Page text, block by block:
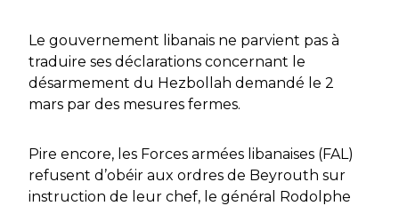
Le gouvernement libanais ne parvient pas à
traduire ses déclarations concernant le
désarmement du Hezbollah demandé le 2
mars par des mesures fermes.
Pire encore, les Forces armées libanaises (FAL)
refusent d’obéir aux ordres de Beyrouth sur
instruction de leur chef, le général Rodolphe